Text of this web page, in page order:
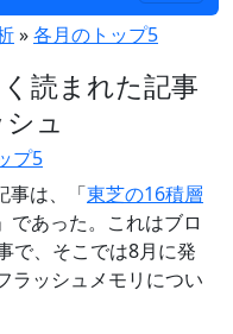
»各月のトップ5
読まれた記事
ュ
プ5
事は、「東芝の16積層
であった。これはブロ
で、そこでは8月に発
ラッシュメモリについ